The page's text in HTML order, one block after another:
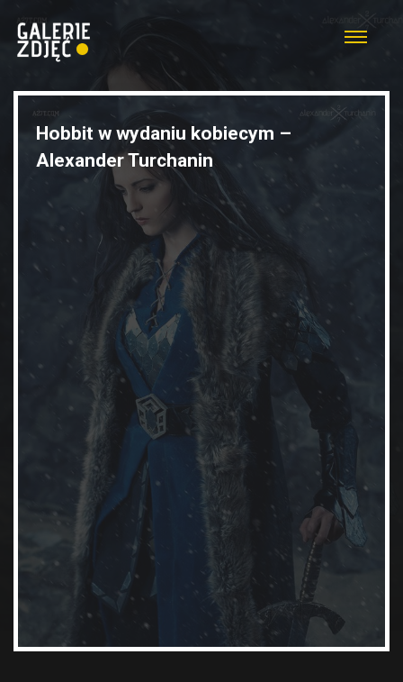
Hobbit w wydaniu kobiecym –
Alexander Turchanin